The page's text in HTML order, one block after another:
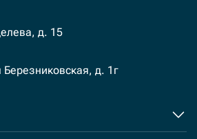
д. 15
д. 1г